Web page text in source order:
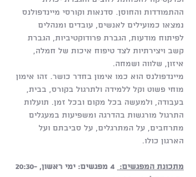
ההתמודדות והחוסן. סדנאות וקורסי מיינדפולנס
נמצאו כמועילים לאנשים, עובדים ומנהלים
לפיתוח מודעות, הגברת פרודוקטיביות, הגברת
קשב ויצירתיות לצד טיפוח איכות של חמלה,
איזון, שלווה ושמחה.
מיינדפולנס הוא כמו אימון בחדר כושר. זהו אימון
מוחי פשוט וקל ללמידה ולתרגול בקורס, בבית,
בעבודה, ולמעשה בכל מקום ובכל זמן. תועלות
התרגול מורגשות בהדרגה ומשפיעות במעגלים
מתרחבים, על המתרגלים, על סביבתם ועל
הארגון כולו.
מתכונת המפגשים:
4 מפגשים: ימי ראשון, 20:30-